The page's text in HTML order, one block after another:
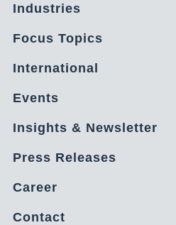
Industries
Focus Topics
International
Events
Insights & Newsletter
Press Releases
Career
Contact